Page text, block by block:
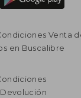
Venta
en Buscalibre